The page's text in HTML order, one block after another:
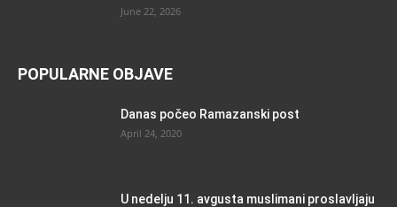
June 22, 2026
POPULARNE OBJAVE
Danas počeo Ramazanski post
April 24, 2020
U nedelju 11. avgusta muslimani proslavljaju